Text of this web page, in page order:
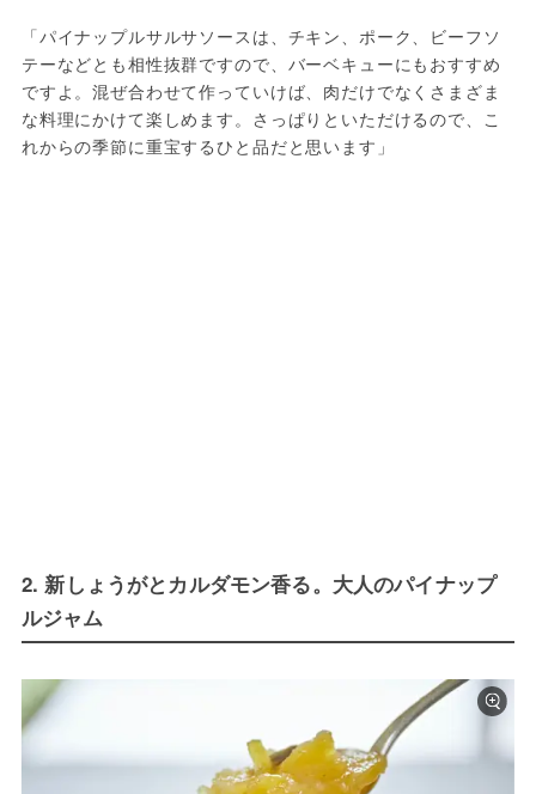
「パイナップルサルサソースは、チキン、ポーク、ビーフソ
テーなどとも相性抜群ですので、バーベキューにもおすすめ
ですよ。混ぜ合わせて作っていけば、肉だけでなくさまざま
な料理にかけて楽しめます。さっぱりといただけるので、こ
れからの季節に重宝するひと品だと思います」
2. 新しょうがとカルダモン香る。大人のパイナップ
ルジャム